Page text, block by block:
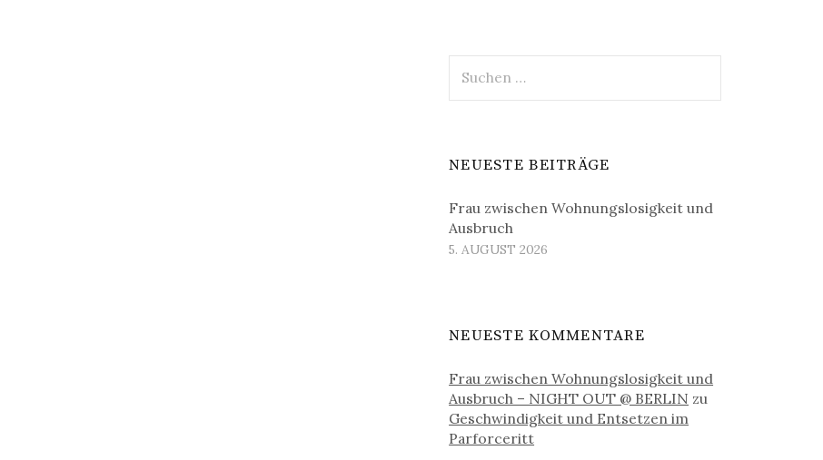
nach:
NEUESTE BEITRÄGE
Frau zwischen Wohnungslosigkeit und
Ausbruch
5. AUGUST 2026
NEUESTE KOMMENTARE
Frau zwischen Wohnungslosigkeit und
Ausbruch – NIGHT OUT @ BERLIN zu
Geschwindigkeit und Entsetzen im
Parforceritt